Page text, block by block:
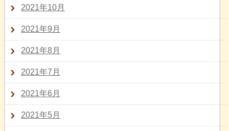
2021年10月
2021年9月
2021年8月
2021年7月
2021年6月
2021年5月